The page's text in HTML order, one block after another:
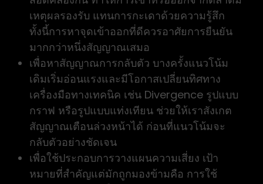
เหตุผลรองรับ แทนการกะเดาด้วยความรู้สึก
ทั้งนี้การหาจุดเข้าออกที่ดีควรอาศัยการยืนยัน
มากกว่าหนึ่งสัญญาณเสมอ
เพื่อหาสัญญาณการกลับตัว บางครั้งแนวโน้ม
เดิมเริ่มอ่อนแรงและมีโอกาสเปลี่ยนทิศทาง
เครื่องมือทางเทคนิค เช่น Divergence รูปแบบ
กราฟ หรือรูปแบบแท่งเทียน ช่วยให้เราสังเกต
สัญญาณเตือนล่วงหน้าได้ ก่อนที่แนวโน้มจะ
กลับตัวอย่างชัดเจน
เพื่อใช้ประกอบการวางแผนความเสี่ยง เป้า
หมายที่สำคัญแต่มักถูกมองข้ามคือ การใช้